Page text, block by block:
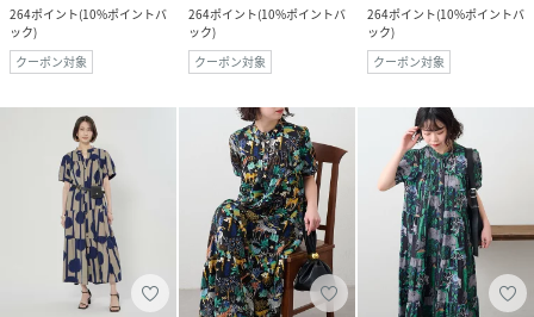
264ポイント(10%ポイントバ
ック)
クーポン対象
264ポイント(10%ポイントバ
ック)
クーポン対象
264ポイント(10%ポイントバ
ック)
クーポン対象